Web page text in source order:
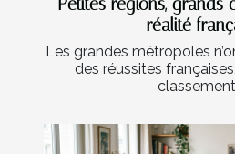
réalité
Les grandes métropoles
des réussites